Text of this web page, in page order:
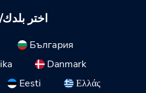
اختر
България
Danmark
Eesti
Ελλάς